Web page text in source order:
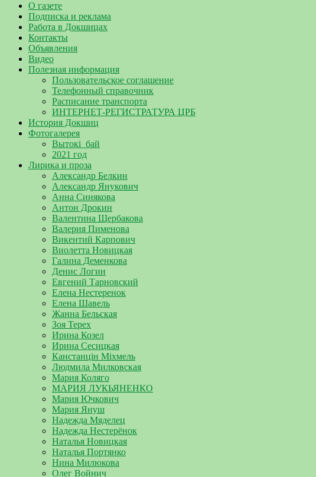
О газете
Подписка и реклама
Работа в Докшицах
Контакты
Объявления
Видео
Полезная информация
Пользовательское соглашение
Телефонный справочник
Расписание транспорта
ИНТЕРНЕТ-РЕГИСТРАТУРА ЦРБ
История Докшиц
Фотогалерея
Вытокі_бай
2021 год
Лирика и проза
Александр Белкин
Александр Янукович
Анна Синякова
Антон Дрокин
Валентина Щербакова
Валерия Пименова
Викентий Карпович
Виолетта Новицкая
Галина Деменкова
Денис Логин
Евгений Тарновский
Елена Нестеренок
Елена Шавель
Жанна Бельская
Зоя Терех
Ирина Козел
Ирина Сесицкая
Канстанцін Міхмель
Людмила Милковская
Мария Коляго
МАРИЯ ЛУКЬЯНЕНКО
Мария Ючкович
Мария Януш
Надежда Мяделец
Надежда Нестерёнок
Наталья Новицкая
Наталья Портянко
Нина Милюкова
Олег Войнич